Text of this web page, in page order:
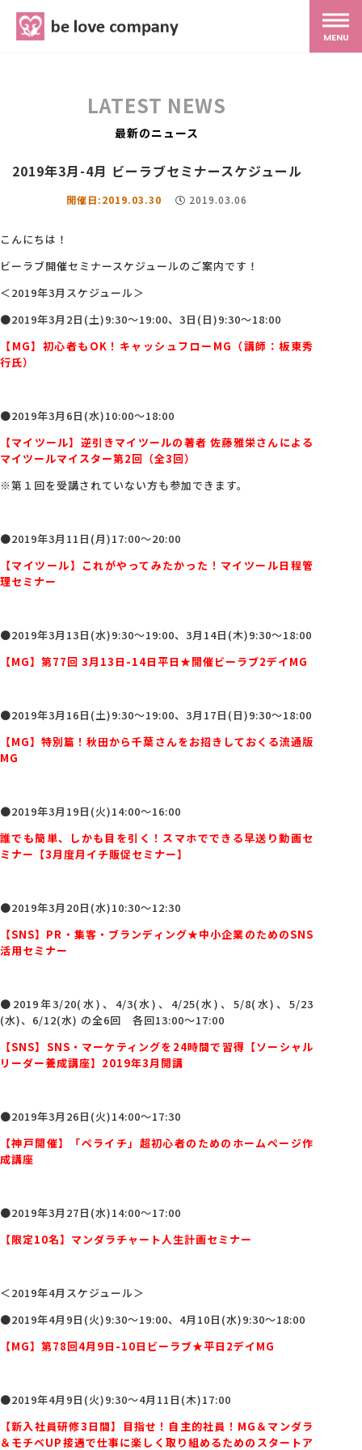
MENU
MG研修
スタッフ紹介
最新ブログ
アクセス
LATEST NEWS
最新のニュース
2019年3月-4月 ビーラブセミナースケジュール
開催日:2019.03.30 2019.03.06
こんにちは！
ビーラブ開催セミナースケジュールのご案内です！
＜2019年3月スケジュール＞
●2019年3月2日(土)9:30～19:00、3日(日)9:30～18:00
【MG】初心者もOK！キャッシュフローMG（講師：板東秀
行氏）
●2019年3月6日(水)10:00～18:00
【マイツール】逆引きマイツールの著者 佐藤雅栄さんによる
マイツールマイスター第2回（全3回）
※第１回を受講されていない方も参加できます。
●2019年3月11日(月)17:00～20:00
【マイツール】これがやってみたかった！マイツール日程管
理セミナー
●2019年3月13日(水)9:30～19:00、3月14日(木)9:30～18:00
【MG】第77回 3月13日-14日平日★開催ビーラブ2デイMG
●2019年3月16日(土)9:30～19:00、3月17日(日)9:30～18:00
【MG】特別篇！秋田から千葉さんをお招きしておくる流通版
MG
●2019年3月19日(火)14:00～16:00
誰でも簡単、しかも目を引く！スマホでできる早送り動画セ
ミナー【3月度月イチ販促セミナー】
●2019年3月20日(水)10:30～12:30
【SNS】PR・集客・ブランディング★中小企業のためのSNS
活用セミナー
●2019年3/20(水)、4/3(水)、4/25(水)、5/8(水)、5/23
(水)、6/12(水) の全6回 各回13:00～17:00
【SNS】SNS・マーケティングを24時間で習得【ソーシャル
リーダー養成講座】2019年3月開講
●2019年3月26日(火)14:00～17:30
【神戸開催】「ペライチ」超初心者のためのホームページ作
成講座
●2019年3月27日(水)14:00～17:00
【限定10名】マンダラチャート人生計画セミナー
＜2019年4月スケジュール＞
●2019年4月9日(火)9:30～19:00、4月10日(水)9:30～18:00
【MG】第78回4月9日-10日ビーラブ★平日2デイMG
●2019年4月9日(火)9:30～4月11日(木)17:00
【新入社員研修3日間】目指せ！自主的社員！MG＆マンダラ
＆モチベUP接遇で仕事に楽しく取り組めるためのスタートア